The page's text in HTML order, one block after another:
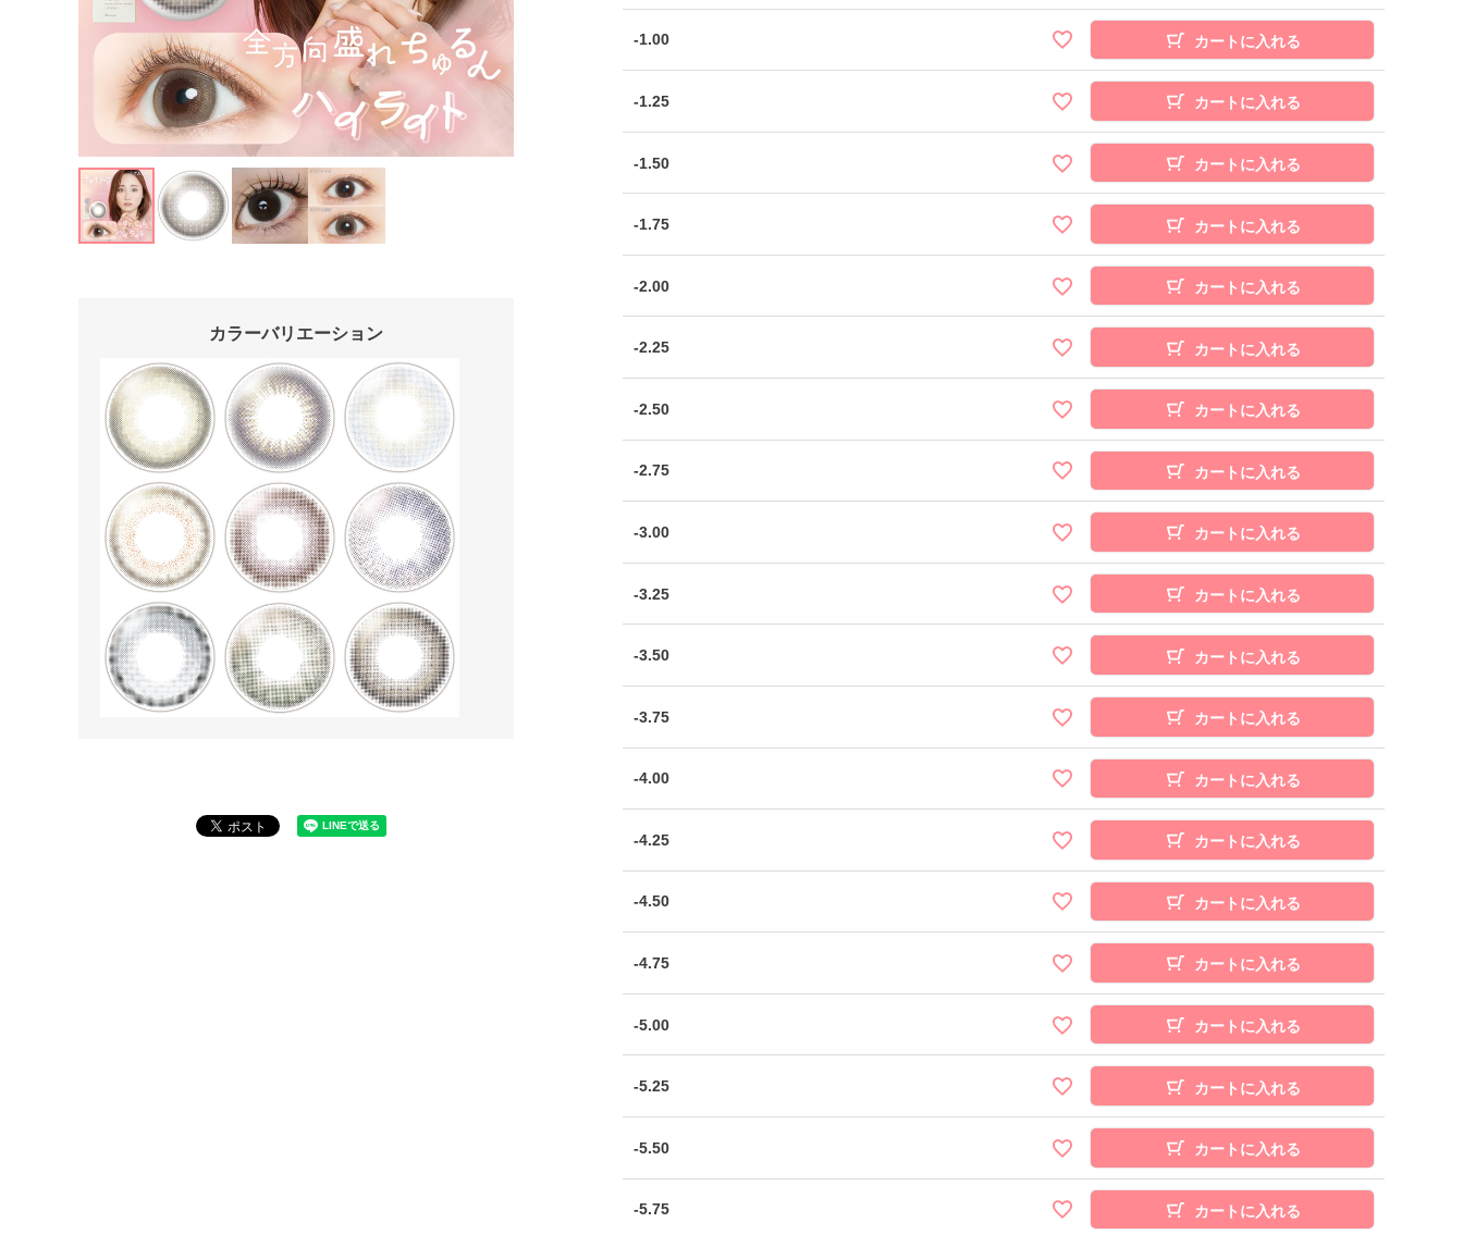
カラーバリエーション
-1.00 カートに入れる
-1.25 カートに入れる
-1.50 カートに入れる
-1.75 カートに入れる
-2.00 カートに入れる
-2.25 カートに入れる
-2.50 カートに入れる
-2.75 カートに入れる
-3.00 カートに入れる
-3.25 カートに入れる
-3.50 カートに入れる
-3.75 カートに入れる
-4.00 カートに入れる
-4.25 カートに入れる
-4.50 カートに入れる
-4.75 カートに入れる
-5.00 カートに入れる
-5.25 カートに入れる
-5.50 カートに入れる
-5.75 カートに入れる